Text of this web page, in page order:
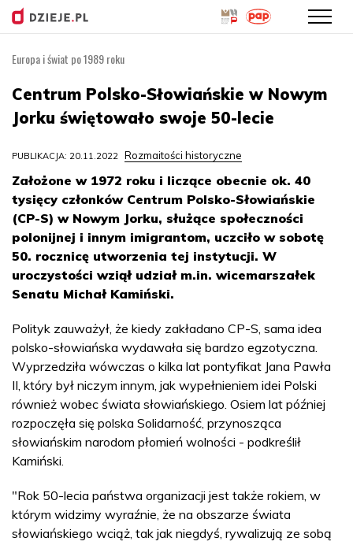
treści
Europa i świat po 1989 roku
Centrum Polsko-Słowiańskie w Nowym
Jorku świętowało swoje 50-lecie
PUBLIKACJA: 20.11.2022 Rozmaitości historyczne
Założone w 1972 roku i liczące obecnie ok. 40
tysięcy członków Centrum Polsko-Słowiańskie
(CP-S) w Nowym Jorku, służące społeczności
polonijnej i innym imigrantom, uczciło w sobotę
50. rocznicę utworzenia tej instytucji. W
uroczystości wziął udział m.in. wicemarszałek
Senatu Michał Kamiński.
Polityk zauważył, że kiedy zakładano CP-S, sama idea
polsko-słowiańska wydawała się bardzo egzotyczna.
Wyprzedziła wówczas o kilka lat pontyfikat Jana Pawła
II, który był niczym innym, jak wypełnieniem idei Polski
również wobec świata słowiańskiego. Osiem lat później
rozpoczęła się polska Solidarność, przynosząca
słowiańskim narodom płomień wolności - podkreślił
Kamiński.
"Rok 50-lecia państwa organizacji jest także rokiem, w
którym widzimy wyraźnie, że na obszarze świata
słowiańskiego wciąż, tak jak niegdyś, rywalizują ze sobą